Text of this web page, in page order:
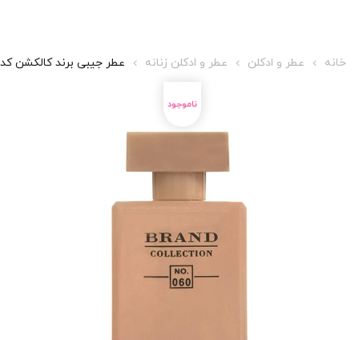
خانه عطر و ادکلن عطر و ادکلن زنانه عطر جیبی برند کالکشن کد